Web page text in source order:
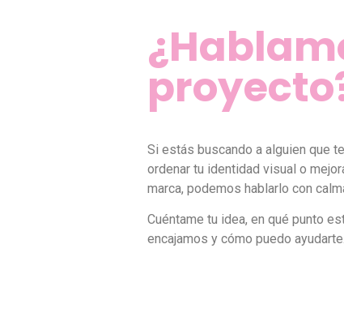
Si estás buscando a alguien que
ordenar tu identidad visual o
marca, podemos hablarlo con
Cuéntame tu idea, en qué punto
encajamos y cómo puedo ayudarte.